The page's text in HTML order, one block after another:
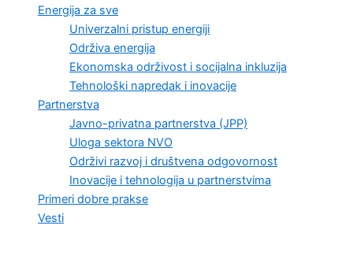
Energija za sve
Univerzalni pristup energiji
Održiva energija
Ekonomska održivost i socijalna inkluzija
Tehnološki napredak i inovacije
Partnerstva
Javno-privatna partnerstva (JPP)
Uloga sektora NVO
Održivi razvoj i društvena odgovornost
Inovacije i tehnologija u partnerstvima
Primeri dobre prakse
Vesti